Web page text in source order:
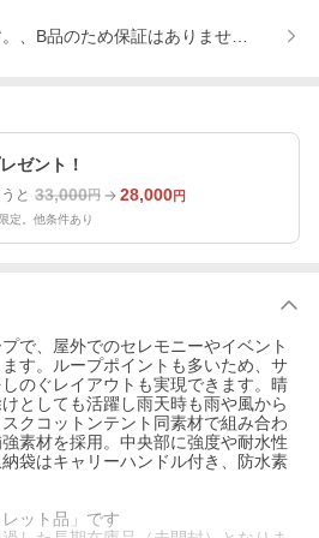
、B品のため保証はありません。、受
ゼント！
と 33,000円 28,000円
定。他条件あり
で、屋外でのセレモニーやイベント
す。ループポイントも多いため、サ
のぐレイアウトも実現できます。晴
としても活躍し雨天時も雨や風から
クコットンテント同素材で組み合わ
素材を採用。中央部に強度や耐水性
袋はキャリーハンドル付き、防水素
ット品」です